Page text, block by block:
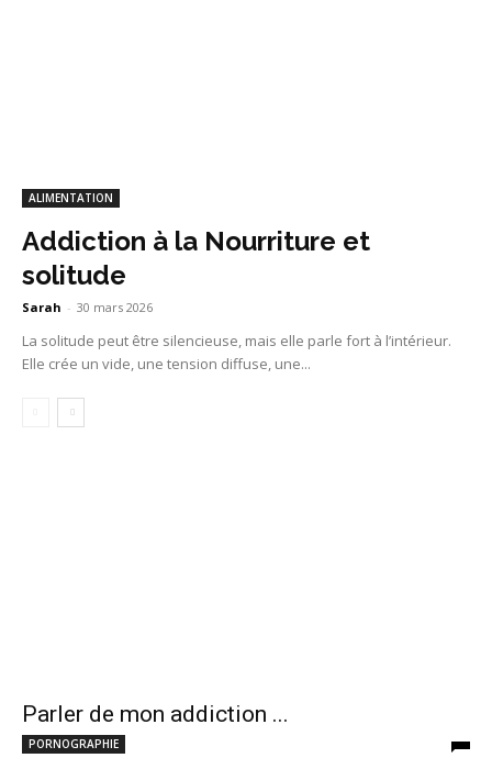
ALIMENTATION
Addiction à la Nourriture et
solitude
Sarah - 30 mars 2026
La solitude peut être silencieuse, mais elle parle fort à l’intérieur.
Elle crée un vide, une tension diffuse, une...
Parler de mon addiction ...
PORNOGRAPHIE